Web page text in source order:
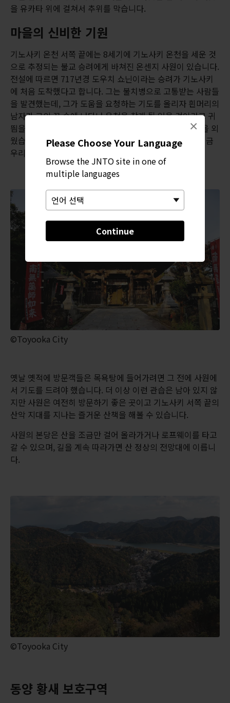
Please Choose Your Language
Browse the JNTO site in one of
multiple languages
Continue
×
을 유카타 위에 걸쳐서 추위를 막습니다.
마을의 신비한 기원
기노사키 온천 서쪽 끝에는 8세기에 기노사키 온천을 세운 것
으로 추정되는 불교 승려에게 바쳐진 온센지 사원이 있습니다.
전설에 따르면 717년경 도우치 쇼닌이라는 승려가 기노사키
에 처음 도착했다고 합니다. 그는 불치병으로 고통받는 사람들
을 발견했는데, 그가 도움을 요청하는 기도를 올리자 흰머리의
남자가 그의 꿈 속에 나타나 온천을 찾게 될 있을 것이라고 귀
띔을 했습니다. 승려는 계시를 믿었고 1,000일 동안 불경을 외
웠습니다. 그랬더니 땅에서 정말 뜨거운 물이 솟아났고, 지금
우리가 알고 있는 온천 마을이 생겨나게 되었다고 합니다.
©Toyooka City
옛날 옛적에 방문객들은 목욕탕에 들어가려면 그 전에 사원에
서 기도를 드려야 했습니다. 더 이상 이런 관습은 남아 있지 않
지만 사원은 여전히 방문하기 좋은 곳이고 기노사키 서쪽 끝의
산악 지대를 지나는 즐거운 산책을 해볼 수 있습니다.
사원의 본당은 산을 조금만 걸어 올라가거나 로프웨이를 타고
갈 수 있으며, 길을 계속 따라가면 산 정상의 전망대에 이릅니
다.
©Toyooka City
동양 황새 보호구역